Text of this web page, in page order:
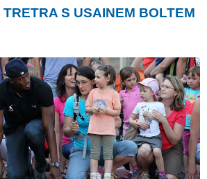
S USAINEM BOLTEM